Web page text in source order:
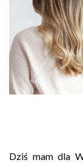
Dziś mam dla